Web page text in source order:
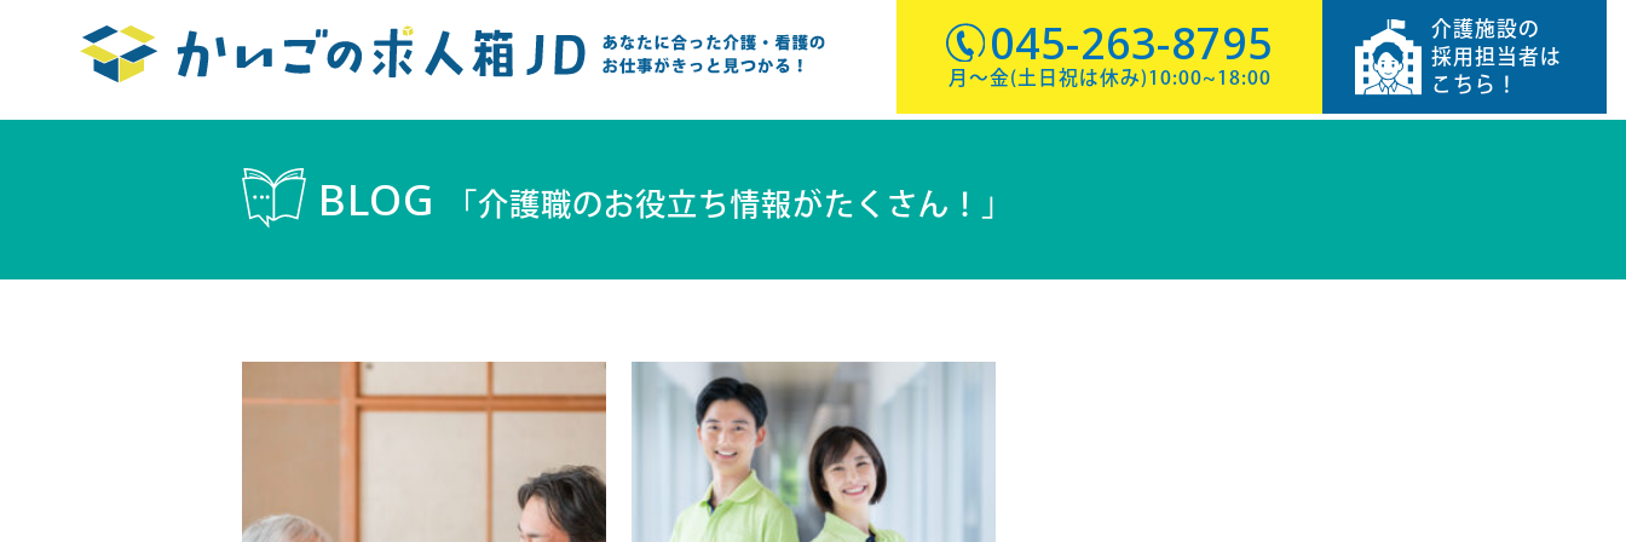
045-263-8795
月〜金(土日祝は休み)10:00~18:00
介護施設の
採用担当者は
こちら！
BLOG 「介護職のお役立ち情報がたくさん！」